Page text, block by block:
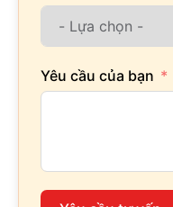
Yêu cầu của bạn